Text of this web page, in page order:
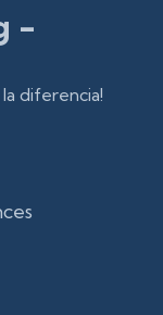
-
diferencia!